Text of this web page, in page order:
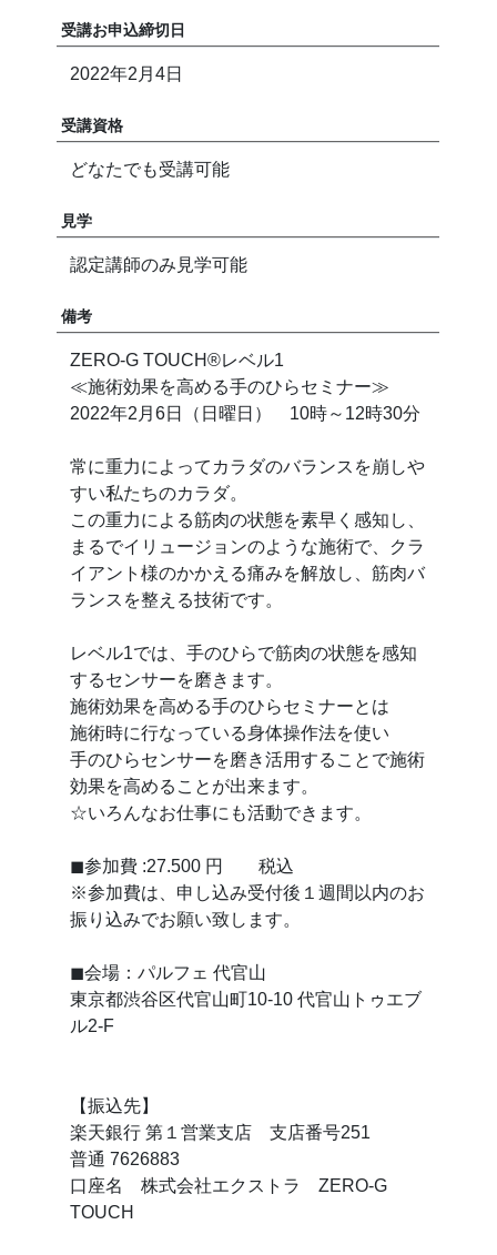
受講お申込締切日
2022年2月4日
受講資格
どなたでも受講可能
見学
認定講師のみ見学可能
備考
ZERO-G TOUCH®︎レベル1
≪施術効果を高める手のひらセミナー≫
2022年2月6日（日曜日） 10時～12時30分
常に重力によってカラダのバランスを崩しや
すい私たちのカラダ。
この重力による筋肉の状態を素早く感知し、
まるでイリュージョンのような施術で、クラ
イアント様のかかえる痛みを解放し、筋肉バ
ランスを整える技術です。
レベル1では、手のひらで筋肉の状態を感知
するセンサーを磨きます。
施術効果を高める手のひらセミナーとは
施術時に行なっている身体操作法を使い
手のひらセンサーを磨き活用することで施術
効果を高めることが出来ます。
☆いろんなお仕事にも活動できます。
◼参加費 :27.500 円 税込
※参加費は、申し込み受付後１週間以内のお
振り込みでお願い致します。
◼会場：パルフェ 代官山
東京都渋谷区代官山町10-10 代官山トゥエブ
ル2-F
【振込先】
楽天銀行 第１営業支店 支店番号251
普通 7626883
口座名 株式会社エクストラ ZERO-G
TOUCH